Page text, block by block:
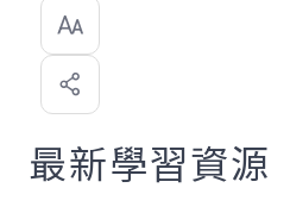
選
喜
歡
最新學習資源